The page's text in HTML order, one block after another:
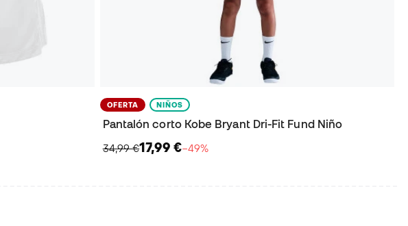
OFERTA NIÑOS
Pantalón corto Kobe Bryant Dri-Fit Fund Niño
34,99 €17,99 €−49%